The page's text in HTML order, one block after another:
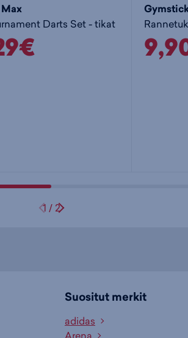
Darts Set - tikat
1 / 2
Suositut merkit
adidas
Arena